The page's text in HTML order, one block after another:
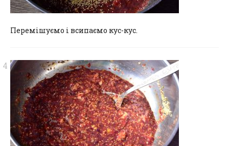
Перемішуємо і всипаємо кус-кус.